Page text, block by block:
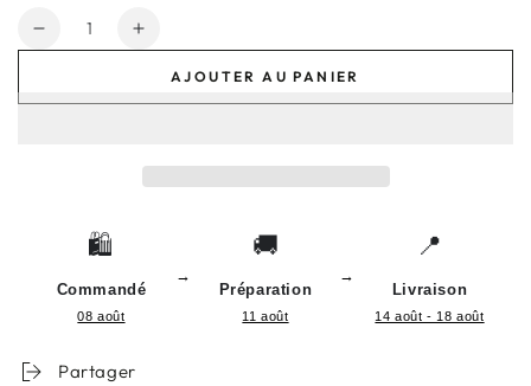
Quantité
Réduire
Personnalisée
Augmenter
quantité
Personnalisée
AJOUTER AU PANIER
🛍️
Commandé
08 août
→
🚚
Préparation
11 août
→
📍
Livraison
14 août - 18 août
Partager